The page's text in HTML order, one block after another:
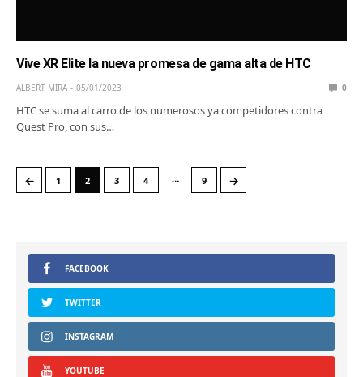
Vive XR Elite la nueva promesa de gama alta de HTC
ALBERT MIRA 05/01/2023 0
HTC se suma al carro de los numerosos ya competidores contra
Quest Pro, con sus…
← 1 2 3 4 … 9 →
FACEBOOK
TWITTER
INSTAGRAM
YOUTUBE